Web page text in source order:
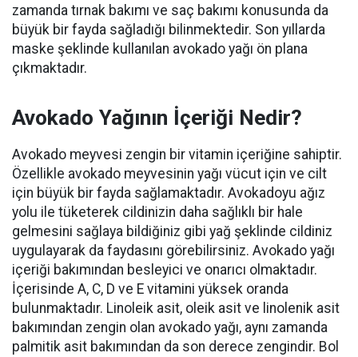
zamanda tırnak bakımı ve saç bakımı konusunda da
büyük bir fayda sağladığı bilinmektedir. Son yıllarda
maske şeklinde kullanılan avokado yağı ön plana
çıkmaktadır.
Avokado Yağının İçeriği Nedir?
Avokado meyvesi zengin bir vitamin içeriğine sahiptir.
Özellikle avokado meyvesinin yağı vücut için ve cilt
için büyük bir fayda sağlamaktadır. Avokadoyu ağız
yolu ile tüketerek cildinizin daha sağlıklı bir hale
gelmesini sağlaya bildiğiniz gibi yağ şeklinde cildiniz
uygulayarak da faydasını görebilirsiniz. Avokado yağı
içeriği bakımından besleyici ve onarıcı olmaktadır.
İçerisinde A, C, D ve E vitamini yüksek oranda
bulunmaktadır. Linoleik asit, oleik asit ve linolenik asit
bakımından zengin olan avokado yağı, aynı zamanda
palmitik asit bakımından da son derece zengindir. Bol